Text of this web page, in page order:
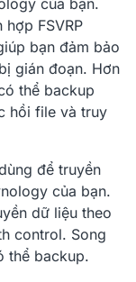
dẫn lưu dữ
chính sách lưu
ý để backup
!
xem đã
của bạn.
FSVRP
bạn đảm bảo
gián đoạn. Hơn
thể backup
hồi file và truy
để truyền
của bạn.
dữ liệu theo
control. Song
thể backup.